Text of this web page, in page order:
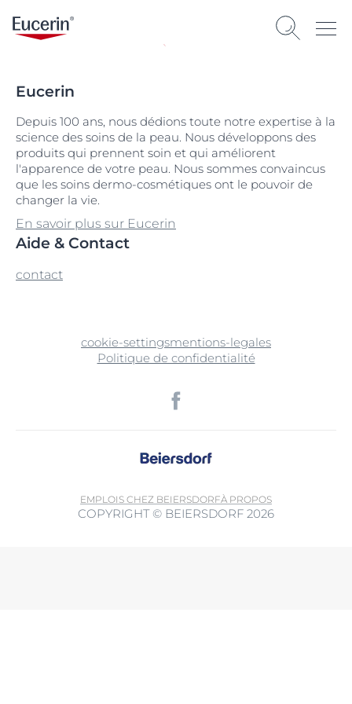
Eucerin
Depuis 100 ans, nous dédions toute notre expertise à la
science des soins de la peau. Nous développons des
produits qui prennent soin et qui améliorent
l'apparence de votre peau. Nous sommes convaincus
que les soins dermo-cosmétiques ont le pouvoir de
changer la vie.
En savoir plus sur Eucerin
Aide & Contact
contact
cookie-settingsmentions-legales
Politique de confidentialité
EMPLOIS CHEZ BEIERSDORFÀ PROPOS
COPYRIGHT © BEIERSDORF 2026